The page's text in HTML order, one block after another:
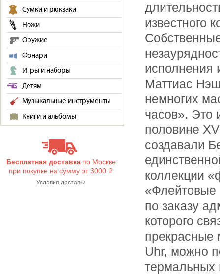
Сумки и рюкзаки
Ножи
Оружие
Фонари
Игры и наборы
Детям
Музыкальные инструменты
Книги и альбомы
Бесплатная доставкапо Москве
при покупке на сумму от 3000 i
Условия доставки
известного
исполнения
Маттиас
немногих
часов». Это
половине
создавали
коллекции
«Флейтовые
по заказу
которого
прекрасные
Uhr, можно
термальных